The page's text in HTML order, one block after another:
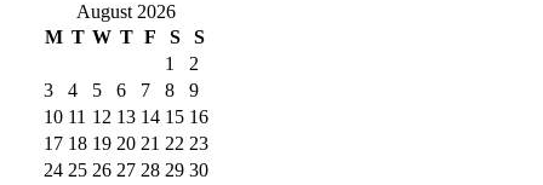
August 2026
M T W T F S
S
1
2
3
4 5 6 7 8
9
10 11 12 13 14 15 16
17 18 19 20 21 22 23
24 25 26 27 28 29 30